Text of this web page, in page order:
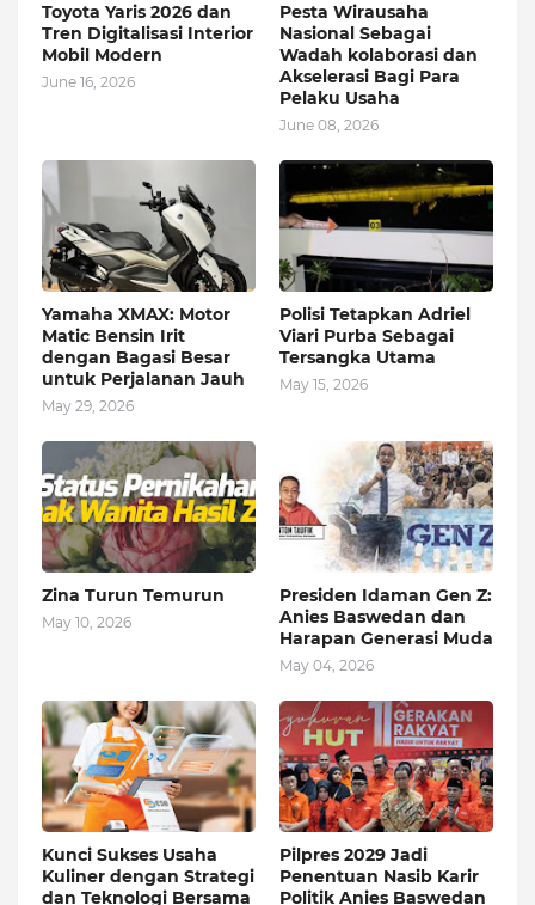
Toyota Yaris 2026 dan
Tren Digitalisasi Interior
Mobil Modern
June 16, 2026
Pesta Wirausaha
Nasional Sebagai
Wadah kolaborasi dan
Akselerasi Bagi Para
Pelaku Usaha
June 08, 2026
Yamaha XMAX: Motor
Matic Bensin Irit
dengan Bagasi Besar
untuk Perjalanan Jauh
May 29, 2026
Polisi Tetapkan Adriel
Viari Purba Sebagai
Tersangka Utama
May 15, 2026
Zina Turun Temurun
May 10, 2026
Presiden Idaman Gen Z:
Anies Baswedan dan
Harapan Generasi Muda
May 04, 2026
Kunci Sukses Usaha
Kuliner dengan Strategi
dan Teknologi Bersama
Pilpres 2029 Jadi
Penentuan Nasib Karir
Politik Anies Baswedan